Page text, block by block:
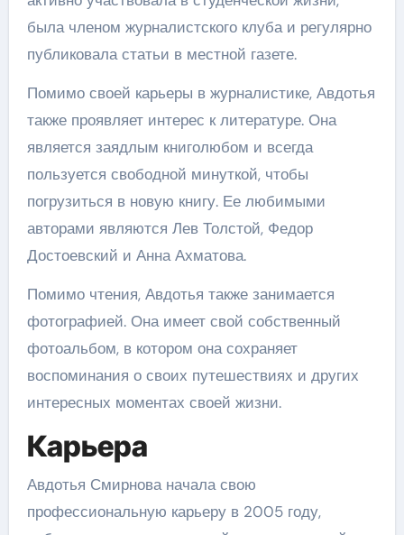
была членом журналистского клуба и регулярно
публиковала статьи в местной газете.
Помимо своей карьеры в журналистике, Авдотья
также проявляет интерес к литературе. Она
является заядлым книголюбом и всегда
пользуется свободной минуткой, чтобы
погрузиться в новую книгу. Ее любимыми
авторами являются Лев Толстой, Федор
Достоевский и Анна Ахматова.
Помимо чтения, Авдотья также занимается
фотографией. Она имеет свой собственный
фотоальбом, в котором она сохраняет
воспоминания о своих путешествиях и других
интересных моментах своей жизни.
Карьера
Авдотья Смирнова начала свою
профессиональную карьеру в 2005 году,